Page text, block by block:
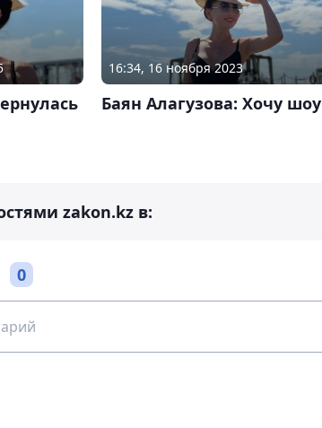
16:34, 16 ноября 2023
Баян Алагузова: Хочу шоу
zakon.kz в:
0